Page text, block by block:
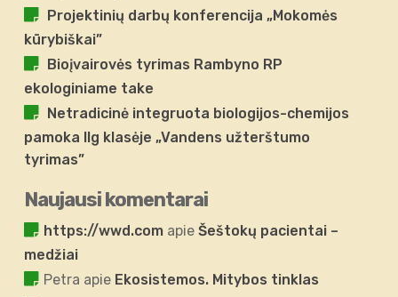
Projektinių darbų konferencija „Mokomės
kūrybiškai”
Bioįvairovės tyrimas Rambyno RP
ekologiniame take
Netradicinė integruota biologijos-chemijos
pamoka IIg klasėje „Vandens užterštumo
tyrimas”
Naujausi komentarai
https://wwd.com apieŠeštokų pacientai –
medžiai
Petra apie Ekosistemos. Mitybos tinklas